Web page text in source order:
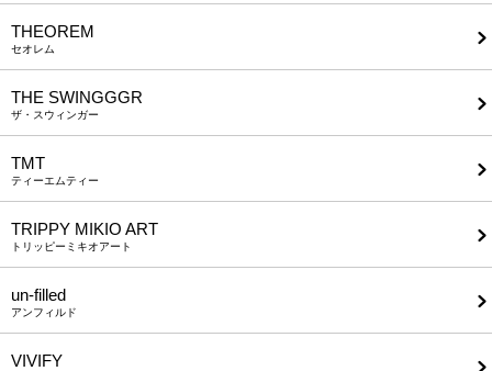
THEOREM
セオレム
THE SWINGGGR
ザ・スウィンガー
TMT
ティーエムティー
TRIPPY MIKIO ART
トリッピーミキオアート
un-filled
アンフィルド
VIVIFY